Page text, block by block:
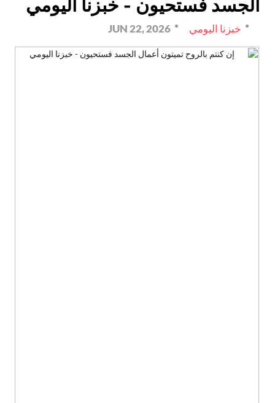
الجسد فستحيون - خبزنا اليومي
خبزنا اليومي JUN 22, 2026